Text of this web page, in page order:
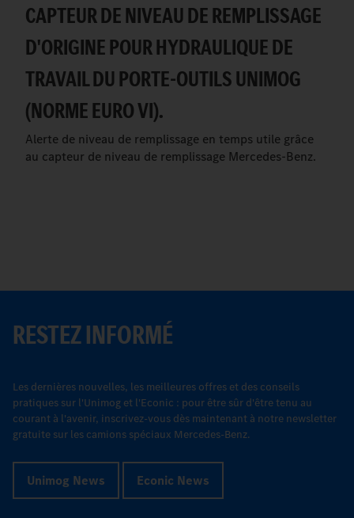
CAPTEUR DE NIVEAU DE REMPLISSAGE
D'ORIGINE POUR HYDRAULIQUE DE
TRAVAIL DU PORTE-OUTILS UNIMOG
(NORME EURO VI).
Alerte de niveau de remplissage en temps utile grâce
au capteur de niveau de remplissage Mercedes-Benz.
RESTEZ INFORMÉ
Les dernières nouvelles, les meilleures offres et des conseils
pratiques sur l'Unimog et l'Econic : pour être sûr d'être tenu au
courant à l'avenir, inscrivez-vous dès maintenant à notre newsletter
gratuite sur les camions spéciaux Mercedes-Benz.
Unimog News Econic News